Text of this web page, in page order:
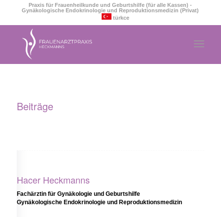
Praxis für Frauenheilkunde und Geburtshilfe (für alle Kassen) -
Gynäkologische Endokrinologie und Reproduktionsmedizin (Privat)
türkce
Beiträge
Hacer Heckmanns
Fachärztin für Gynäkologie und Geburtshilfe
Gynäkologische Endokrinologie und Reproduktionsmedizin